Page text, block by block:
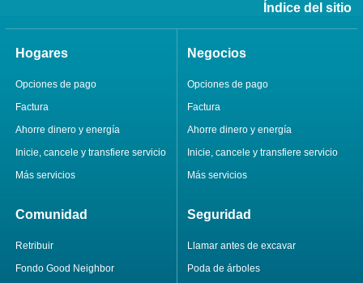
Índice del sitio
Hogares
Opciones de pago
Factura
Ahorre dinero y energía
Inicie, cancele y transfiere servicio
Más servicios
Negocios
Opciones de pago
Factura
Ahorre dinero y energía
Inicie, cancele y transfiere servicio
Más servicios
Comunidad
Retribuir
Fondo Good Neighbor
Seguridad
Llamar antes de excavar
Poda de árboles